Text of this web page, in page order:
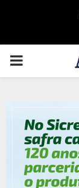
PRIMARY